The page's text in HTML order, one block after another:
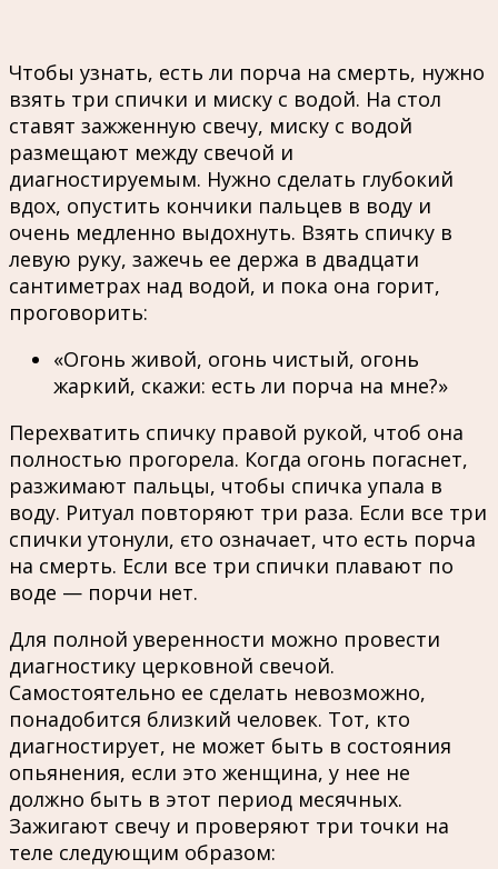
Чтобы узнать, есть ли порча на смерть, нужно
взять три спички и миску с водой. На стол
ставят зажженную свечу, миску с водой
размещают между свечой и
диагностируемым. Нужно сделать глубокий
вдох, опустить кончики пальцев в воду и
очень медленно выдохнуть. Взять спичку в
левую руку, зажечь ее держа в двадцати
сантиметрах над водой, и пока она горит,
проговорить:
«Огонь живой, огонь чистый, огонь
жаркий, скажи: есть ли порча на мне?»
Перехватить спичку правой рукой, чтоб она
полностью прогорела. Когда огонь погаснет,
разжимают пальцы, чтобы спичка упала в
воду. Ритуал повторяют три раза. Если все три
спички утонули, єто означает, что есть порча
на смерть. Если все три спички плавают по
воде — порчи нет.
Для полной уверенности можно провести
диагностику церковной свечой.
Самостоятельно ее сделать невозможно,
понадобится близкий человек. Тот, кто
диагностирует, не может быть в состояния
опьянения, если это женщина, у нее не
должно быть в этот период месячных.
Зажигают свечу и проверяют три точки на
теле следующим образом: